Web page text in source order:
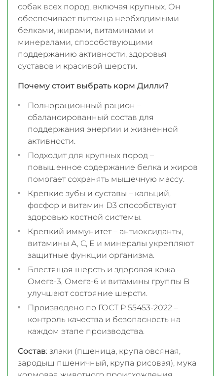
собак всех пород, включая крупных. Он
обеспечивает питомца необходимыми
белками, жирами, витаминами и
минералами, способствующими
поддержанию активности, здоровья
суставов и красивой шерсти.
Почему стоит выбрать корм Дилли?
Полнорационный рацион –
сбалансированный состав для
поддержания энергии и жизненной
активности.
Подходит для крупных пород –
повышенное содержание белка и жиров
помогает сохранять мышечную массу.
Крепкие зубы и суставы – кальций,
фосфор и витамин D3 способствуют
здоровью костной системы.
Крепкий иммунитет – антиоксиданты,
витамины A, C, E и минералы укрепляют
защитные функции организма.
Блестящая шерсть и здоровая кожа –
Омега-3, Омега-6 и витамины группы B
улучшают состояние шерсти.
Произведено по ГОСТ Р 55453-2022 –
контроль качества и безопасность на
каждом этапе производства.
Состав: злаки (пшеница, крупа овсяная,
зародыш пшеничный, крупа рисовая), мука